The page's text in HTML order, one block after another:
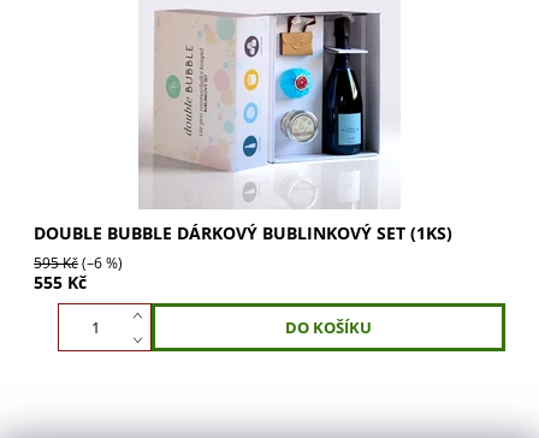
koupel s bublinkami Terra Vizina, šumivou bombou a
svíčkou Emocio. Lahodné pralinky Gran...
DOUBLE BUBBLE DÁRKOVÝ BUBLINKOVÝ SET (1KS)
595 Kč(–6 %)
555 Kč